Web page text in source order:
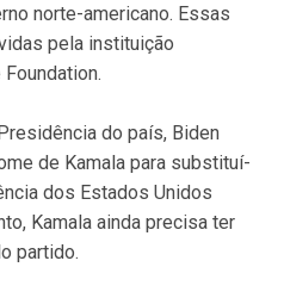
norte-americano. Essas
pela instituição
do país, Biden
de Kamala para substituí-
dos Estados Unidos
Kamala ainda precisa ter
partido.